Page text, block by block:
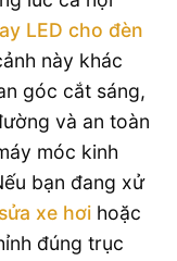
LED cho đèn
này khác
góc cắt sáng,
và an toàn
móc kinh
bạn đang xử
sửa xe hơi hoặc
đúng trục